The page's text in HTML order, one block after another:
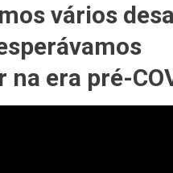
E
vários
era pré-